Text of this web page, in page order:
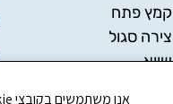
קמץ פתח
צירה סגול
שווא
אנו משתמשים בקובצי Cookie כדי לשפר את חווית הגלישה שלך ולנתח את תנועת הגולשים באתר. האם את/ה מסכים/ה לשימוש בקובצי Cookie?